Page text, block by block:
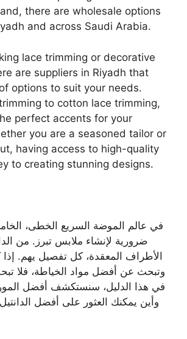
there are wholesale options
and across Saudi Arabia.
lace trimming or decorative
are suppliers in Riyadh that
options to suit your needs.
to cotton lace trimming,
perfect accents for your
you are a seasoned tailor or
having access to high-quality
to creating stunning designs.
في عالم الموضة السريع الخطى،
ضرورية لإنشاء ملابس تبرز. من
الأطراف المعقدة، كل تفصيل يهم.
وتبحث عن أفضل مواد الخياطة، فلا
في هذا الدليل، سنستكشف أفضل
وأين يمكنك العثور على أفضل